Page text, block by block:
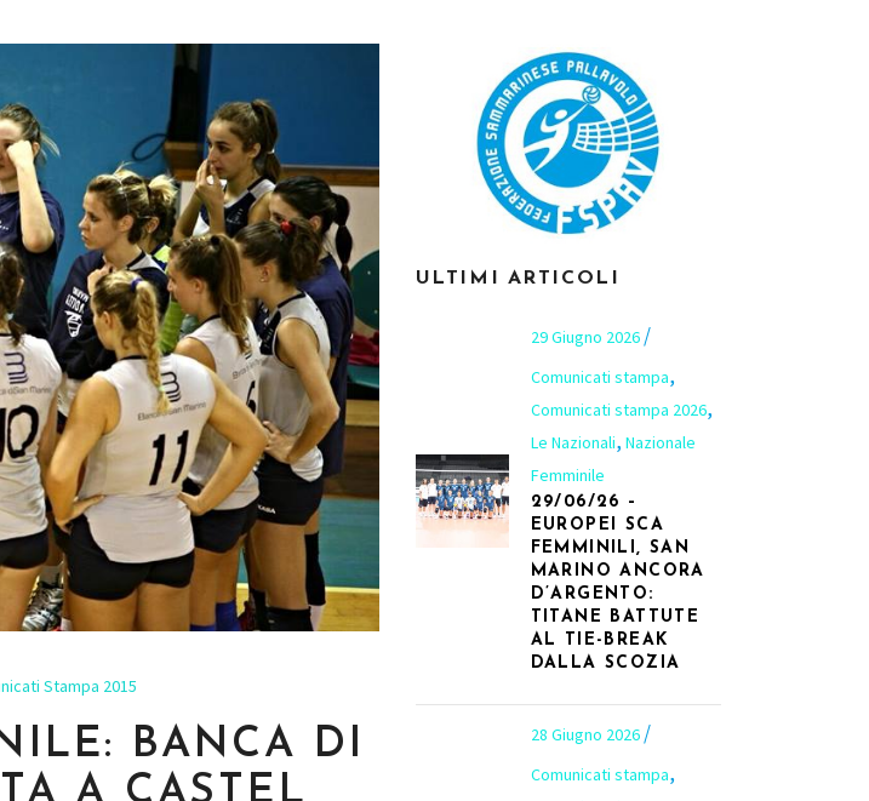
Stampa 2015
BANCA DI
ULTIMI ARTICOLI
29 Giugno 2026
Comunicati stampa,
Comunicati stampa 2026,
Le Nazionali, Nazionale
Femminile
29/06/26 –
EUROPEI SCA
FEMMINILI, SAN
MARINO ANCORA
D’ARGENTO:
TITANE BATTUTE
AL TIE-BREAK
DALLA SCOZIA
28 Giugno 2026
Comunicati stampa,